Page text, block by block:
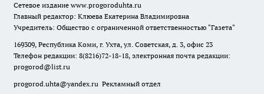
Сетевое издание www.progoroduhta.ru
Главный редактор: Клюева Екатерина Владимировна
Учредитель: Общество с ограниченной ответственностью "Газета"
169309, Республика Коми, г. Ухта, ул. Советская, д. 3, офис 23
Телефон редакции: 8(8216)72-18-18, электронная почта редакции:
progorod@list.ru
progorod.uhta@yandex.ru Рекламный отдел